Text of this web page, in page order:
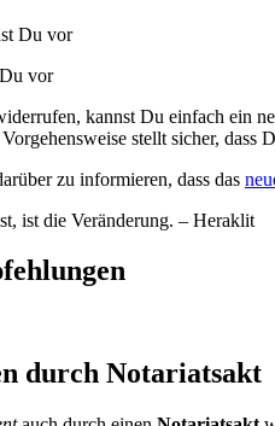
vor
kannst Du einfach ein
stellt sicher,
zu informieren, dass das
ist die Veränderung. – Heraklit
durch Notariatsakt